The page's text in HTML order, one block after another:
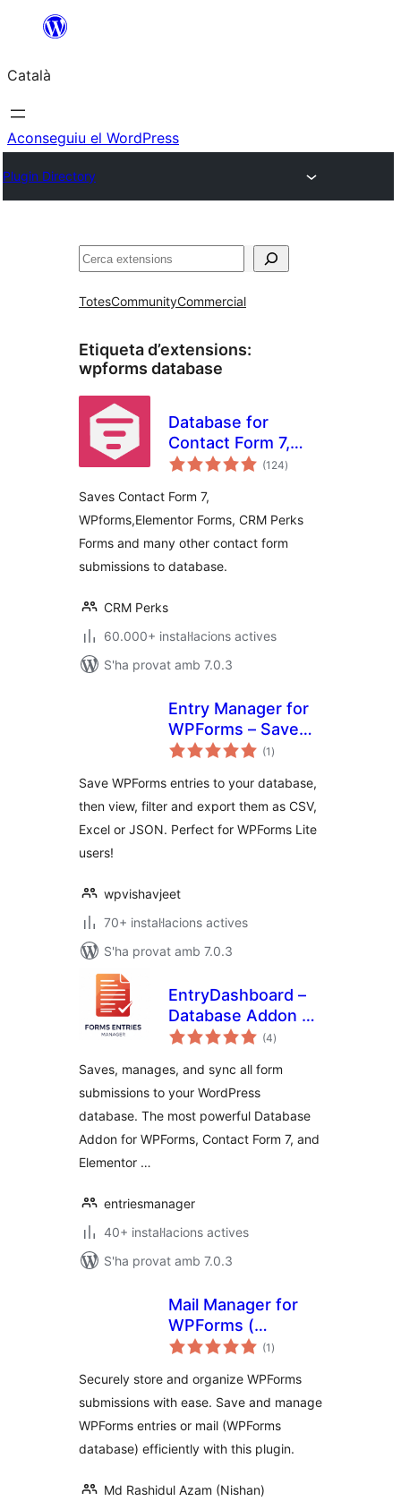
contingut
Català
Aconseguiu el WordPress
Plugin Directory
Cerca
TotesCommunityCommercial
Etiqueta d’extensions:
wpforms database
Database for
Contact Form 7,
WPforms,
(124puntuacions
totals
)
Saves Contact Form 7,
WPforms,Elementor Forms, CRM Perks
Forms and many other contact form
submissions to database.
CRM Perks
60.000+ instal·lacions actives
S'ha provat amb 7.0.3
Entry Manager for
WPForms – Save
Form Entries to
(1 puntuacions
totals
)
Save WPForms entries to your database,
then view, filter and export them as CSV,
Excel or JSON. Perfect for WPForms Lite
users!
wpvishavjeet
70+ instal·lacions actives
S'ha provat amb 7.0.3
EntryDashboard –
Database Addon &
Sync for WPForms,
More
(4puntuacions
totals
)
Saves, manages, and sync all form
submissions to your WordPress
database. The most powerful Database
Addon for WPForms, Contact Form 7, and
Elementor …
entriesmanager
40+ instal·lacions actives
S'ha provat amb 7.0.3
Mail Manager for
WPForms (
wpforms entries ) –
wpforms
(1 puntuacions
totals
)
Securely store and organize WPForms
submissions with ease. Save and manage
WPForms entries or mail (WPForms
database) efficiently with this plugin.
Md Rashidul Azam (Nishan)